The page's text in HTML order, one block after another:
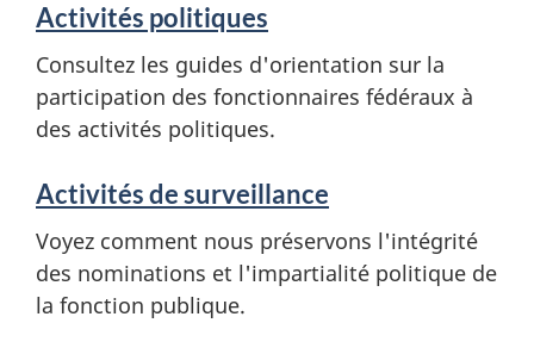
Activités politiques
Consultez les guides d'orientation sur la
participation des fonctionnaires fédéraux à
des activités politiques.
Activités de surveillance
Voyez comment nous préservons l'intégrité
des nominations et l'impartialité politique de
la fonction publique.